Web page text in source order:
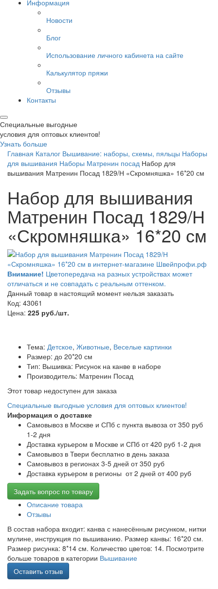
Информация
Новости
Блог
Использование личного кабинета на сайте
Калькулятор пряжи
Отзывы
Контакты
Специальные выгодные
условия для оптовых клиентов!
Узнать больше
Главная Каталог Вышивание: наборы, схемы, пяльцы Наборы
для вышивания Наборы Матренин посад Набор для
вышивания Матренин Посад 1829/Н «Скромняшка» 16*20 см
Набор для вышивания
Матренин Посад 1829/Н
«Скромняшка» 16*20 см
Внимание! Цветопередача на разных устройствах может
отличаться и не совпадать с реальным оттенком.
Данный товар в настоящий момент нельзя заказать
Код: 43061
Цена: 225 руб./шт.
Тема: Детское, Животные, Веселые картинки
Размер: до 20*20 см
Тип: Вышивка: Рисунок на канве в наборе
Производитель: Матренин Посад
Этот товар недоступен для заказа
Специальные выгодные условия для оптовых клиентов!
Информация о доставке
Самовывоз в Москве и СПб с пункта вывоза от 350 руб
1-2 дня
Доставка курьером в Москве и СПб от 420 руб 1-2 дня
Самовывоз в Твери бесплатно в день заказа
Самовывоз в регионах 3-5 дней от 350 руб
Доставка курьером в регионы от 2 дней от 400 руб
Задать вопрос по товару
Описание товара
Отзывы
В состав набора входит: канва с нанесённым рисунком, нитки
мулине, инструкция по вышиванию. Размер канвы: 16*20 см.
Размер рисунка: 8*14 см. Количество цветов: 14. Посмотрите
больше товаров в категории Вышивание
Оставить отзыв